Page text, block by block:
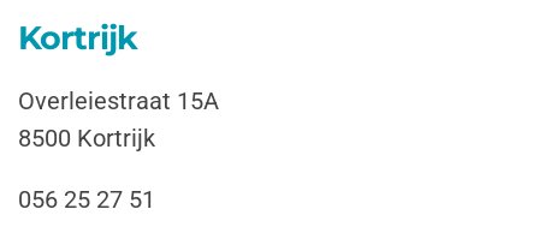
Kortrijk
Overleiestraat 15A
8500 Kortrijk
056 25 27 51